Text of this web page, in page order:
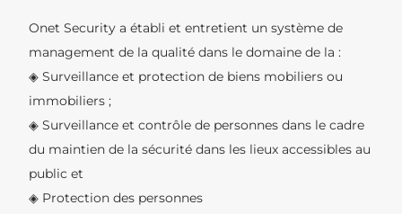
Onet Security a établi et entretient un système de
management de la qualité dans le domaine de la :
◈ Surveillance et protection de biens mobiliers ou
immobiliers ;
◈ Surveillance et contrôle de personnes dans le cadre
du maintien de la sécurité dans les lieux accessibles au
public et
◈ Protection des personnes